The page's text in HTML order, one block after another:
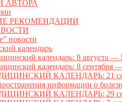
АВТОРА
РЕКОМЕНДАЦИИ
новости
календарь
календарь: 8
календарь: 8
КАЛЕНДАРЬ: 21
информации о
КАЛЕНДАРЬ: 29